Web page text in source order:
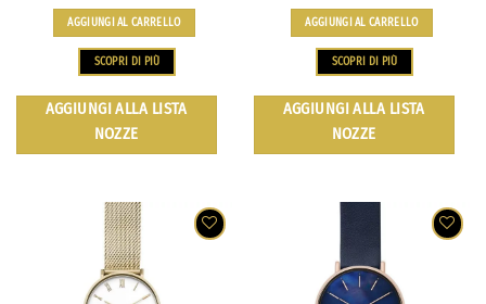
AGGIUNGI AL CARRELLO
SCOPRI DI PIÙ
AGGIUNGI ALLA LISTA
NOZZE
AGGIUNGI AL CARRELLO
SCOPRI DI PIÙ
AGGIUNGI ALLA LISTA
NOZZE